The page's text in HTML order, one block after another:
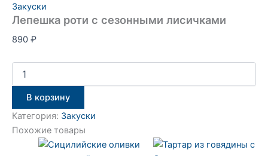
Закуски
Лепешка роти с сезонными лисичками
890 ₽
В корзину
Категория: Закуски
Похожие товары